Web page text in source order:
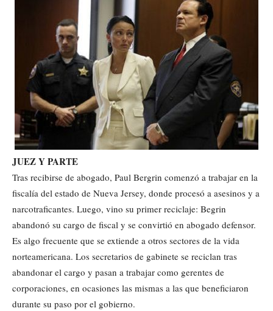
JUEZ Y PARTE
Tras recibirse de abogado, Paul Bergrin comenzó a trabajar en la
fiscalía del estado de Nueva Jersey, donde procesó a asesinos y a
narcotraficantes. Luego, vino su primer reciclaje: Begrin
abandonó su cargo de fiscal y se convirtió en abogado defensor.
Es algo frecuente que se extiende a otros sectores de la vida
norteamericana. Los secretarios de gabinete se reciclan tras
abandonar el cargo y pasan a trabajar como gerentes de
corporaciones, en ocasiones las mismas a las que beneficiaron
durante su paso por el gobierno.